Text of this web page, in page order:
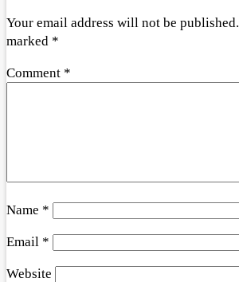
Your email address will not be published.
marked *
Comment *
Name *
Email *
Website